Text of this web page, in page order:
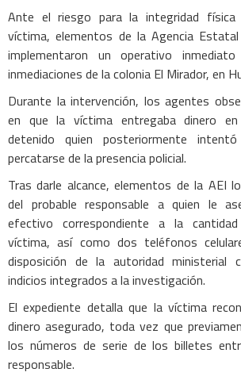
Ante el riesgo para la integridad
víctima, elementos de la Agencia
implementaron un operativo
inmediaciones de la colonia El Mirador, en
Durante la intervención, los agentes
en que la víctima entregaba dinero
detenido quien posteriormente
percatarse de la presencia policial.
Tras darle alcance, elementos de la AEI
del probable responsable a quien le
efectivo correspondiente a la
víctima, así como dos teléfonos
disposición de la autoridad ministerial
indicios integrados a la investigación.
El expediente detalla que la víctima
dinero asegurado, toda vez que
los números de serie de los billetes
responsable.